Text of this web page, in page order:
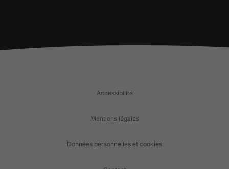
Accessibilité
Mentions légales
Données personnelles et cookies